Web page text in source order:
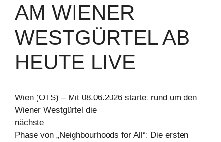
AM WIENER
WESTGÜRTEL AB
HEUTE LIVE
Wien (OTS) – Mit 08.06.2026 startet rund um den
Wiener Westgürtel die
nächste
Phase von „Neighbourhoods for All“: Die ersten